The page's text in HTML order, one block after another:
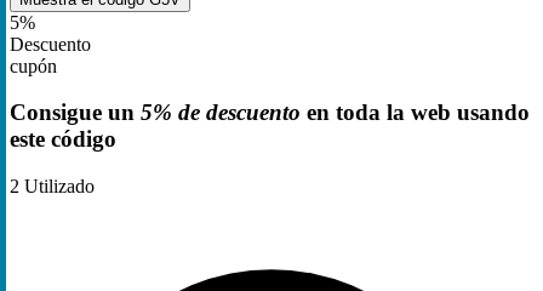
5%
Descuento
cupón
Consigue un 5% de descuento en toda la web usando
este código
2 Utilizado